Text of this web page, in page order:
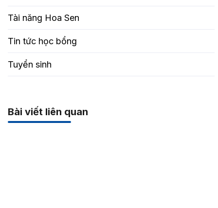
Tài năng Hoa Sen
Tin tức học bổng
Tuyển sinh
Bài viết liên quan